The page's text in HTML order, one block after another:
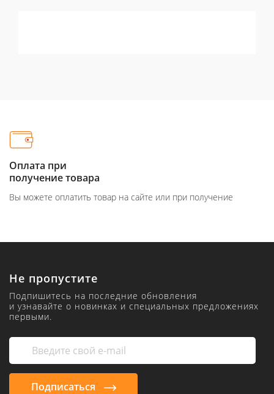
Оплата при
получение товара
Вы можете оплатить товар на сайте или при получение
Не пропустите
Подпишитесь на последние обновления
и узнавайте о новинках и специальных предложениях
первыми.
Подписаться